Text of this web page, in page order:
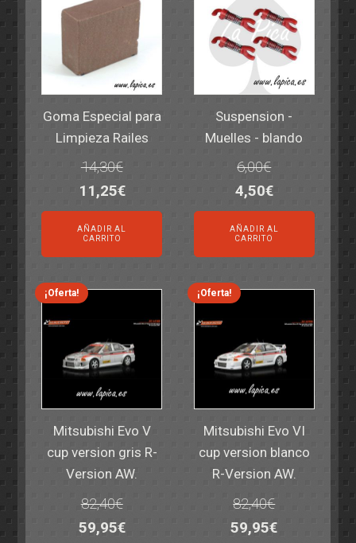
Goma Especial para
Limpieza Railes
14,30€
El
precio
original
era:
14,30€.
11,25€El
precio
actual
es:
11,25€.
AÑADIR AL
CARRITO
Suspension -
Muelles - blando
6,00€
El
precio
original
era:
6,00€.
4,50€El
precio
actual
es:
4,50€.
AÑADIR AL
CARRITO
¡Oferta!
Mitsubishi Evo V
cup version gris R-
Version AW.
82,40€
El
59,95€El
¡Oferta!
Mitsubishi Evo VI
cup version blanco
R-Version AW.
82,40€
El
59,95€El